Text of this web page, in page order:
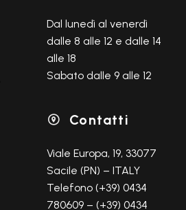
Dal lunedì al venerdì
dalle 8 alle 12 e dalle 14
alle 18
Sabato dalle 9 alle 12
 Contatti
Viale Europa, 19, 33077
Sacile (PN) – ITALY
Telefono (+39) 0434
780609 – (+39) 0434